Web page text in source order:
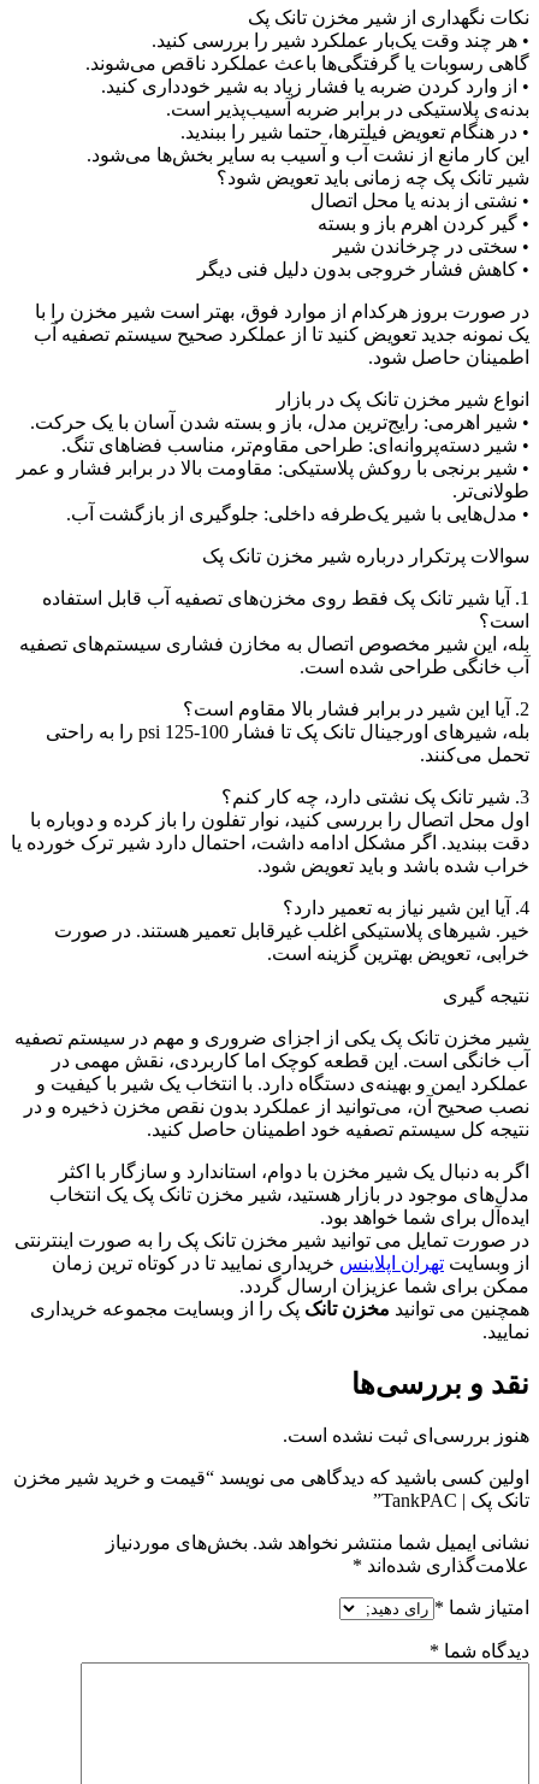
نکات نگهداری از شیر مخزن تانک پک
• هر چند وقت یک‌بار عملکرد شیر را بررسی کنید.
گاهی رسوبات یا گرفتگی‌ها باعث عملکرد ناقص می‌شوند.
• از وارد کردن ضربه یا فشار زیاد به شیر خودداری کنید.
بدنه‌ی پلاستیکی در برابر ضربه آسیب‌پذیر است.
• در هنگام تعویض فیلترها، حتما شیر را ببندید.
این کار مانع از نشت آب و آسیب به سایر بخش‌ها می‌شود.
شیر تانک پک چه زمانی باید تعویض شود؟
• نشتی از بدنه یا محل اتصال
• گیر کردن اهرم باز و بسته
• سختی در چرخاندن شیر
• کاهش فشار خروجی بدون دلیل فنی دیگر
در صورت بروز هرکدام از موارد فوق، بهتر است شیر مخزن را با
یک نمونه جدید تعویض کنید تا از عملکرد صحیح سیستم تصفیه آب
اطمینان حاصل شود.
انواع شیر مخزن تانک پک در بازار
• شیر اهرمی: رایج‌ترین مدل، باز و بسته شدن آسان با یک حرکت.
• شیر دسته‌پروانه‌ای: طراحی مقاوم‌تر، مناسب فضاهای تنگ.
• شیر برنجی با روکش پلاستیکی: مقاومت بالا در برابر فشار و عمر
طولانی‌تر.
• مدل‌هایی با شیر یک‌طرفه داخلی: جلوگیری از بازگشت آب.
سوالات پرتکرار درباره شیر مخزن تانک پک
1. آیا شیر تانک پک فقط روی مخزن‌های تصفیه آب قابل استفاده
است؟
بله، این شیر مخصوص اتصال به مخازن فشاری سیستم‌های تصفیه
آب خانگی طراحی شده است.
2. آیا این شیر در برابر فشار بالا مقاوم است؟
بله، شیرهای اورجینال تانک پک تا فشار 100-125 psi را به راحتی
تحمل می‌کنند.
3. شیر تانک پک نشتی دارد، چه کار کنم؟
اول محل اتصال را بررسی کنید، نوار تفلون را باز کرده و دوباره با
دقت ببندید. اگر مشکل ادامه داشت، احتمال دارد شیر ترک خورده یا
خراب شده باشد و باید تعویض شود.
4. آیا این شیر نیاز به تعمیر دارد؟
خیر. شیرهای پلاستیکی اغلب غیرقابل تعمیر هستند. در صورت
خرابی، تعویض بهترین گزینه است.
نتیجه گیری
شیر مخزن تانک پک یکی از اجزای ضروری و مهم در سیستم تصفیه
آب خانگی است. این قطعه کوچک اما کاربردی، نقش مهمی در
عملکرد ایمن و بهینه‌ی دستگاه دارد. با انتخاب یک شیر با کیفیت و
نصب صحیح آن، می‌توانید از عملکرد بدون نقص مخزن ذخیره و در
نتیجه کل سیستم تصفیه خود اطمینان حاصل کنید.
اگر به دنبال یک شیر مخزن با دوام، استاندارد و سازگار با اکثر
مدل‌های موجود در بازار هستید، شیر مخزن تانک پک یک انتخاب
ایده‌آل برای شما خواهد بود.
در صورت تمایل می توانید شیر مخزن تانک پک را به صورت اینترنتی
از وبسایت تهران اپلاینس خریداری نمایید تا در کوتاه ترین زمان
ممکن برای شما عزیزان ارسال گردد.
همچنین می توانید مخزن تانک پک را از وبسایت مجموعه خریداری
نمایید.
نقد و بررسی‌ها
هنوز بررسی‌ای ثبت نشده است.
اولین کسی باشید که دیدگاهی می نویسد “قیمت و خرید شیر مخزن
تانک پک | TankPAC”
نشانی ایمیل شما منتشر نخواهد شد. بخش‌های موردنیاز
علامت‌گذاری شده‌اند *
امتیاز شما *
دیدگاه شما *